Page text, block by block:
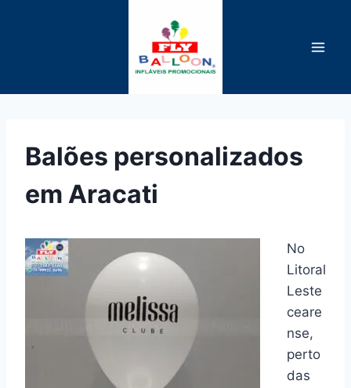
Balões personalizados
em Aracati
No
Litoral
Leste
ceare
nse,
perto
das